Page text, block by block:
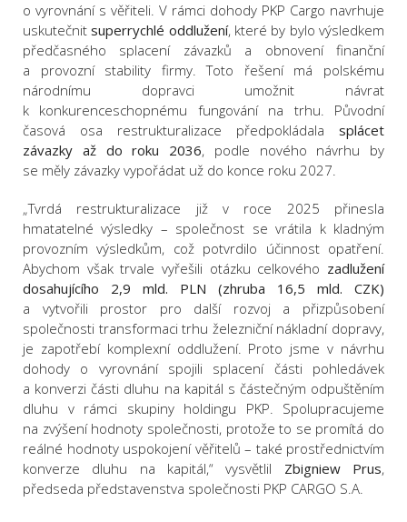
o vyrovnání s věřiteli. V rámci dohody PKP Cargo navrhuje
uskutečnitsuperrychlé oddlužení, které by bylo výsledkem
předčasného splacení závazků a obnovení finanční
a provozní stability firmy. Toto řešení má polskému
národnímu dopravci umožnit návrat
k konkurenceschopnému fungování na trhu. Původní
časová osa restrukturalizace předpokládala splácet
závazky až do roku 2036, podle nového návrhu by
se měly závazky vypořádat už do konce roku 2027.
„Tvrdá restrukturalizace již v roce 2025 přinesla
hmatatelné výsledky – společnost se vrátila k kladným
provozním výsledkům, což potvrdilo účinnost opatření.
Abychom však trvale vyřešili otázku celkového zadlužení
dosahujícího 2,9 mld. PLN (zhruba 16,5 mld. CZK)
a vytvořili prostor pro další rozvoj a přizpůsobení
společnosti transformaci trhu železniční nákladní dopravy,
je zapotřebí komplexní oddlužení. Proto jsme v návrhu
dohody o vyrovnání spojili splacení části pohledávek
a konverzi části dluhu na kapitál s částečným odpuštěním
dluhu v rámci skupiny holdingu PKP. Spolupracujeme
na zvýšení hodnoty společnosti, protože to se promítá do
reálné hodnoty uspokojení věřitelů – také prostřednictvím
konverze dluhu na kapitál,“ vysvětlil Zbigniew Prus,
předseda představenstva společnosti PKP CARGO S.A.